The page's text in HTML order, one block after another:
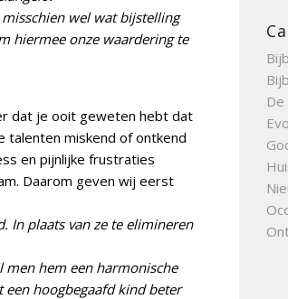
wel wat bijstelling
hiermee onze waardering te
dat je ooit geweten hebt dat
talenten miskend of ontkend
en pijnlijke frustraties
Daarom geven wij eerst
In plaats van ze te elimineren
men hem een harmonische
hoogbegaafd kind beter